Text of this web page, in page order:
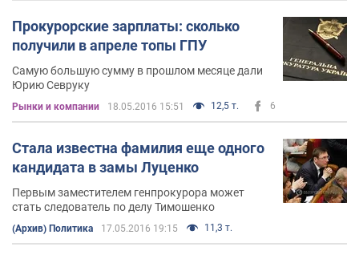
Прокурорские зарплаты: сколько
получили в апреле топы ГПУ
Самую большую сумму в прошлом месяце дали
Юрию Севруку
Рынки и компании 18.05.2016 15:51 12,5 т. 6
Стала известна фамилия еще одного
кандидата в замы Луценко
Первым заместителем генпрокурора может
стать следователь по делу Тимошенко
(Архив) Политика 17.05.2016 19:15 11,3 т.